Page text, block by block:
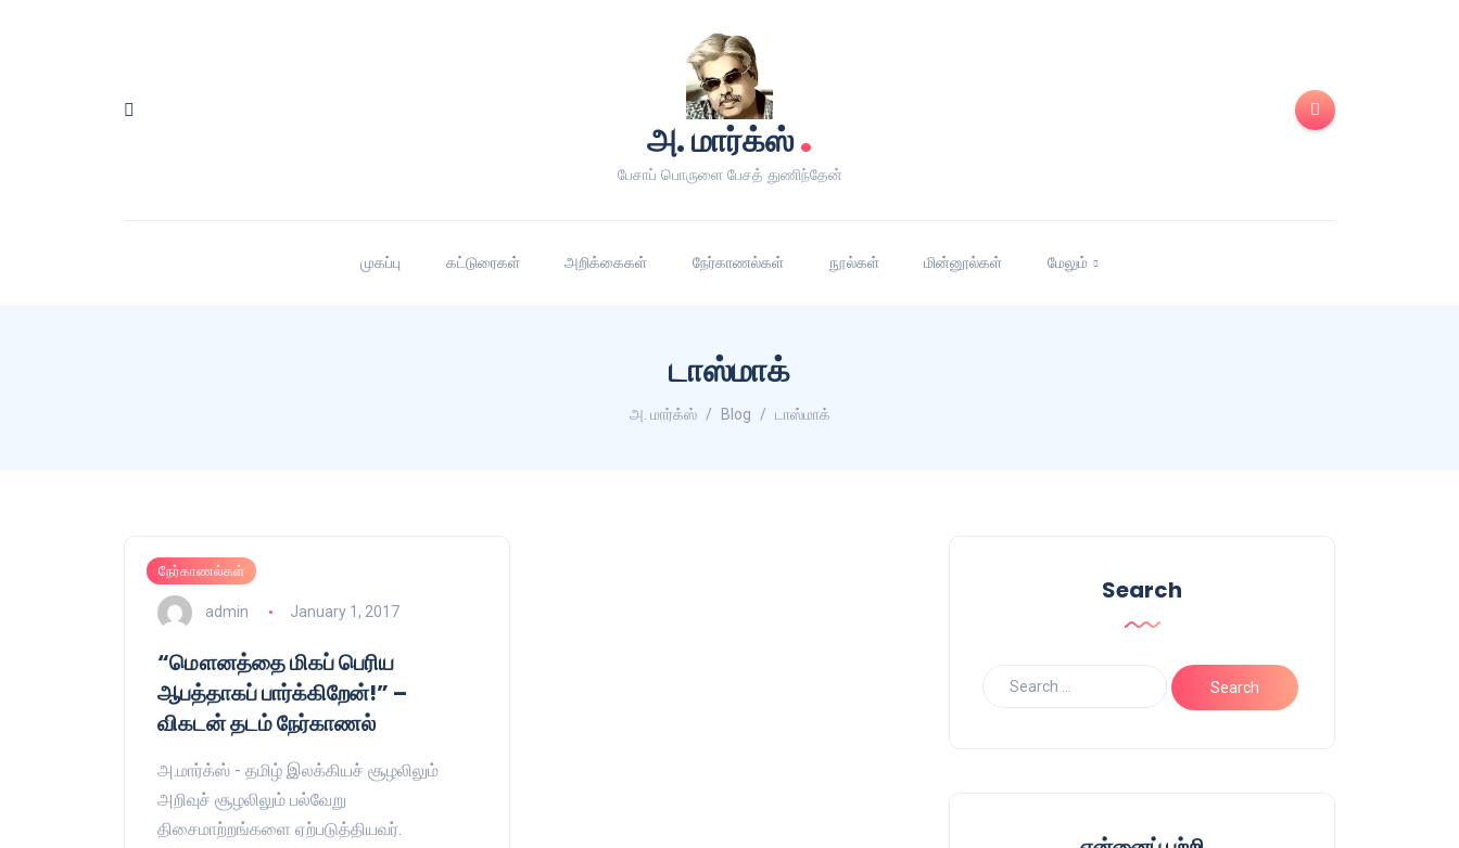
அ. மார்க்ஸ்.
பேசாப் பொருளை பேசத் துணிந்தேன்
முகப்பு கட்டுரைகள் அறிக்கைகள் நேர்காணல்கள் நூல்கள் மின்னூல்கள் மேலும்
டாஸ்மாக்
அ. மார்க்ஸ் Blog டாஸ்மாக்
நேர்காணல்கள்
admin January 1, 2017
“மௌனத்தை மிகப் பெரிய
ஆபத்தாகப் பார்க்கிறேன்!” –
விகடன் தடம் நேர்காணல்
அ.மார்க்ஸ் - தமிழ் இலக்கியச் சூழலிலும்
அறிவுச் சூழலிலும் பல்வேறு
திசைமாற்றங்களை ஏற்படுத்தியவர்.
Search